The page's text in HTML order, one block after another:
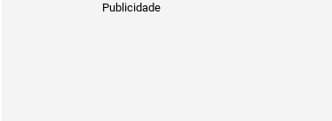
Publicidade